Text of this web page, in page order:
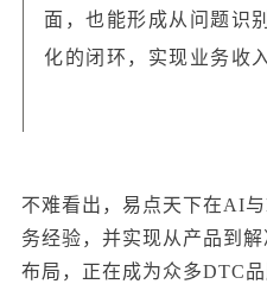
面，也能形成从问题识
化的闭环，实现业务收
不难看出，易点天下在AI
务经验，并实现从产品到
布局，正在成为众多DTC